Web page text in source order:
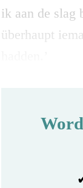
ik aan de slag
überhaupt